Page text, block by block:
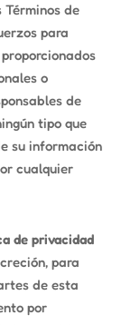
de
para
o
de
tipo que
su información
cualquier
de privacidad
para
de esta
por